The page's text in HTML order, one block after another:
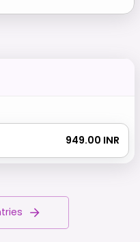
₹ 949.00 INR